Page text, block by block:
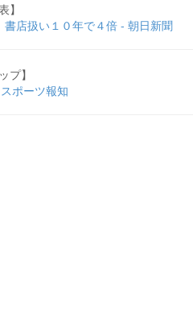
】
店扱い１０年で４倍 - 朝日新聞
プ】
ポーツ報知